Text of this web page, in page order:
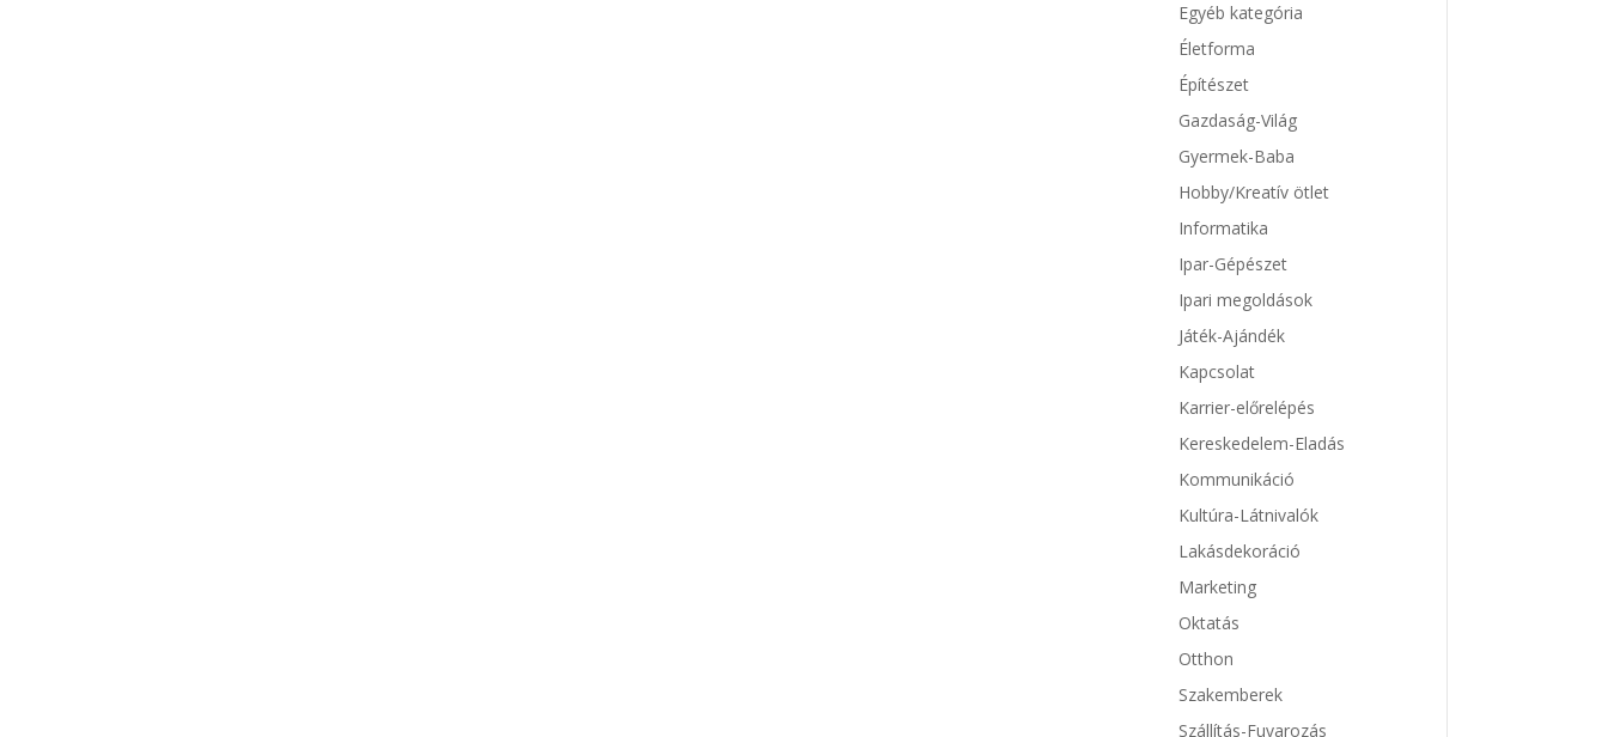
Egyéb kategória
Életforma
Építészet
Gazdaság-Világ
Gyermek-Baba
Hobby/Kreatív ötlet
Informatika
Ipar-Gépészet
Ipari megoldások
Játék-Ajándék
Kapcsolat
Karrier-előrelépés
Kereskedelem-Eladás
Kommunikáció
Kultúra-Látnivalók
Lakásdekoráció
Marketing
Oktatás
Otthon
Szakemberek
Szállítás-Fuvarozás